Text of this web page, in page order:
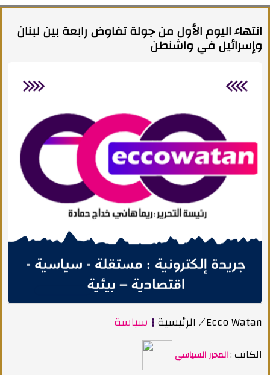
انتهاء اليوم الأول من جولة تفاوض رابعة بين لبنان
وإسرائيل في واشنطن
الرئيسية سياسة /Ecco Watan
الكاتب :المحرر السياسي